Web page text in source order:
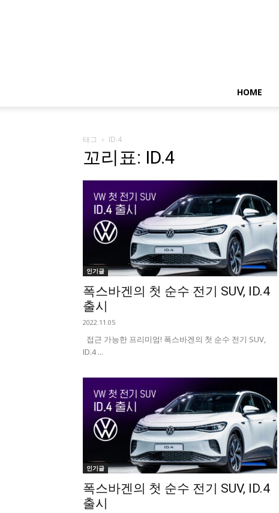
HOME
태그 ID.4
꼬리표: ID.4
인기글
폭스바겐의 첫 순수 전기 SUV, ID.4
출시
2022.11.05
접근 가능한 프리미엄! 폭스바겐의 첫 순수 전기 SUV,
ID.4 ...
인기글
폭스바겐의 첫 순수 전기 SUV, ID.4
출시